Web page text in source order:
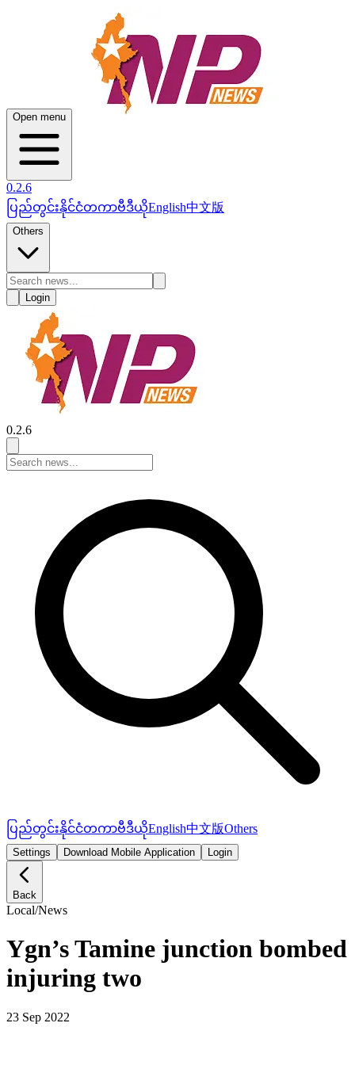
Open menu
0.2.6
ပြည်တွင်းနိုင်ငံတကာဗီဒီယိုEnglish中文版
Others
Login
0.2.6
ပြည်တွင်းနိုင်ငံတကာဗီဒီယိုEnglish中文版Others
Settings Download Mobile Application Login
Back
Local/News
Ygn’s Tamine junction bombed
injuring two
23 Sep 2022